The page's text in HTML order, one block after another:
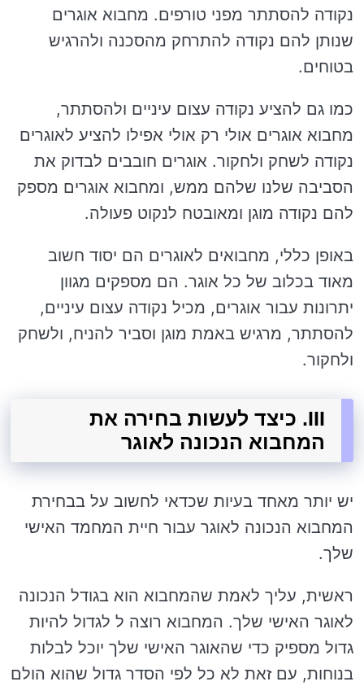
נקודה להסתתר מפני טורפים. מחבוא אוגרים
שנותן להם נקודה להתרחק מהסכנה ולהרגיש
בטוחים.
כמו גם להציע נקודה עצום עיניים ולהסתתר,
מחבוא אוגרים אולי רק אולי אפילו להציע לאוגרים
נקודה לשחק ולחקור. אוגרים חובבים לבדוק את
הסביבה שלנו שלהם ממש, ומחבוא אוגרים מספק
להם נקודה מוגן ומאובטח לנקוט פעולה.
באופן כללי, מחבואים לאוגרים הם יסוד חשוב
מאוד בכלוב של כל אוגר. הם מספקים מגוון
יתרונות עבור אוגרים, מכיל נקודה עצום עיניים,
להסתתר, מרגיש באמת מוגן וסביר להניח, ולשחק
ולחקור.
III. כיצד לעשות בחירה את
המחבוא הנכונה לאוגר
יש יותר מאחד בעיות שכדאי לחשוב על בבחירת
המחבוא הנכונה לאוגר עבור חיית המחמד האישי
שלך.
ראשית, עליך לאמת שהמחבוא הוא בגודל הנכונה
לאוגר האישי שלך. המחבוא רוצה ל לגדול להיות
גדול מספיק כדי שהאוגר האישי שלך יוכל לבלות
בנוחות, עם זאת לא כל לפי הסדר גדול שהוא הולם